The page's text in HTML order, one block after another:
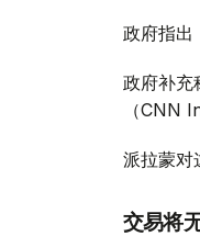
政府指出
政府补充
（CNN
派拉蒙对
交易将